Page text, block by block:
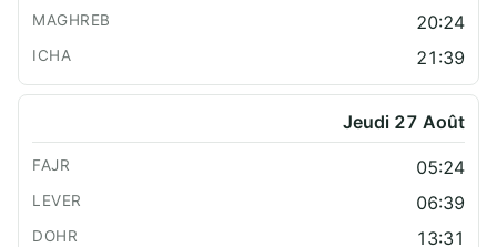
20:24
21:39
Jeudi 27 Août
05:24
06:39
13:31